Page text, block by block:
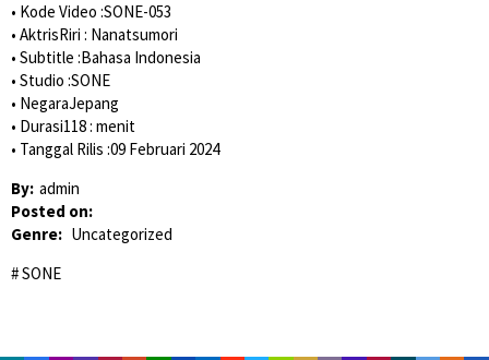
• Kode Video :SONE-053
• AktrisRiri : Nanatsumori
• Subtitle :Bahasa Indonesia
• Studio :SONE
• NegaraJepang
• Durasi118 : menit
• Tanggal Rilis :09 Februari 2024
By: admin
Posted on:
Genre: Uncategorized
SONE